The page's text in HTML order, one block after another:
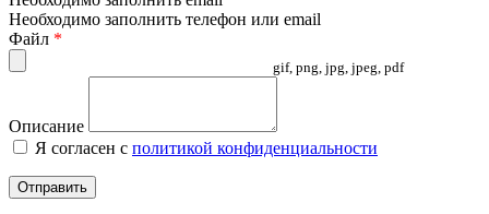
Необходимо заполнить телефон или email
Файл *
gif, png, jpg, jpeg, pdf
Описание
Я согласен с политикой конфиденциальности
Отправить